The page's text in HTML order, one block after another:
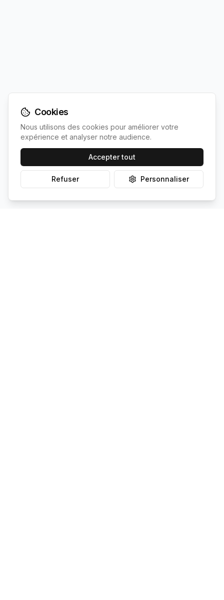
Cookies
Nous utilisons des cookies pour améliorer votre
expérience et analyser notre audience.
Accepter tout
Refuser Personnaliser